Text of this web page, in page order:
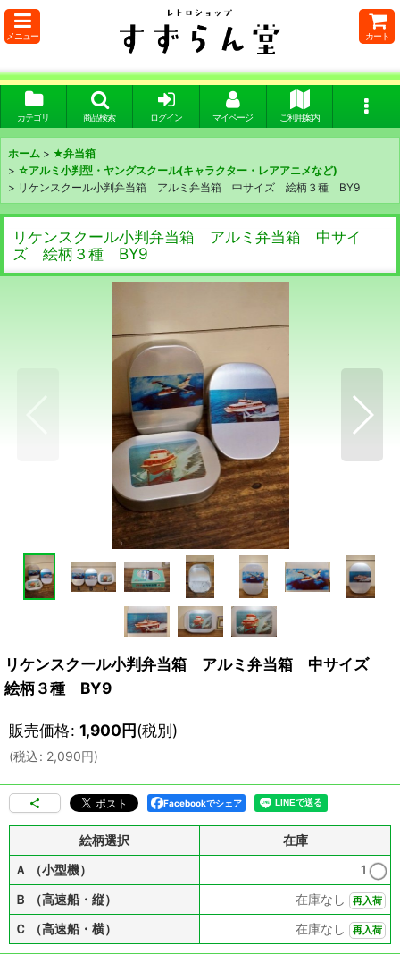
メニュー カート
カテゴリ 商品検索 ログイン マイページ ご利用案内
ホーム > ★弁当箱
> ☆アルミ小判型・ヤングスクール(キャラクター・レアアニメなど)
> リケンスクール小判弁当箱 アルミ弁当箱 中サイズ 絵柄３種 BY9
リケンスクール小判弁当箱 アルミ弁当箱 中サイ
ズ 絵柄３種 BY9
リケンスクール小判弁当箱 アルミ弁当箱 中サイズ
絵柄３種 BY9
販売価格: 1,900円(税別)
(税込: 2,090円)
Facebookでシェア
絵柄選択
在庫
Ａ （小型機）
1
Ｂ （高速船・縦）
在庫なし 再入荷
Ｃ （高速船・横） 在庫なし 再入荷